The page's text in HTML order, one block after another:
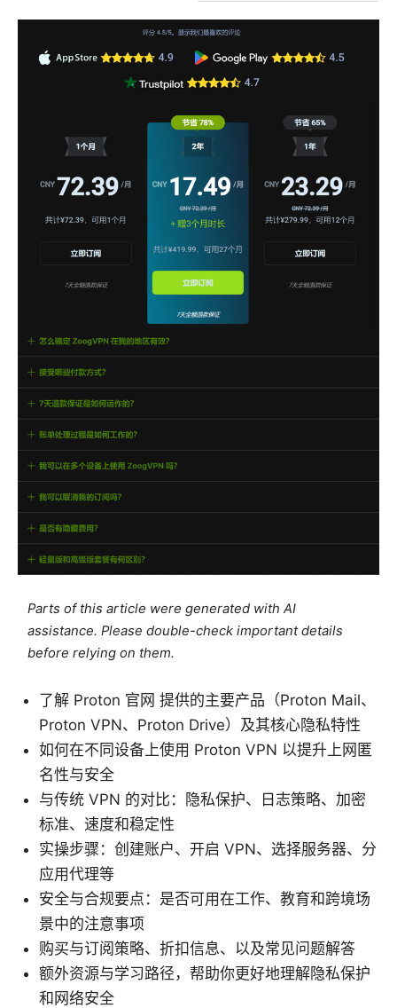
Parts of this article were generated with AI
assistance. Please double-check important details
before relying on them.
了解 Proton 官网 提供的主要产品（Proton Mail、
Proton VPN、Proton Drive）及其核心隐私特性
如何在不同设备上使用 Proton VPN 以提升上网匿
名性与安全
与传统 VPN 的对比：隐私保护、日志策略、加密
标准、速度和稳定性
实操步骤：创建账户、开启 VPN、选择服务器、分
应用代理等
安全与合规要点：是否可用在工作、教育和跨境场
景中的注意事项
购买与订阅策略、折扣信息、以及常见问题解答
额外资源与学习路径，帮助你更好地理解隐私保护
和网络安全